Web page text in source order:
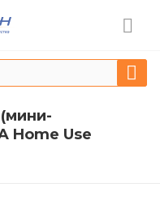
Home Use